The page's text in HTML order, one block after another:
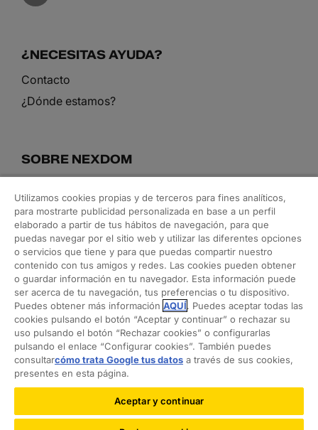
¿NECESITAS AYUDA?
Contacto
¿Dónde estamos?
SOBRE NEXDOM
Blog
NUESTROS SERVICIOS
Arquitectura y rehabilitación
Interiorismo y decoración
Orden en casa
Feng shui
Asesoramiento técnico e inmobiliario
Utilizamos cookies propias y de terceros para fines analíticos,
para mostrarte publicidad personalizada en base a un perfil
elaborado a partir de tus hábitos de navegación, para que
puedas navegar por el sitio web y utilizar las diferentes opciones
o servicios que tiene y para que puedas compartir nuestro
contenido con tus amigos y redes. Las cookies pueden obtener
o guardar información en tu navegador. Esta información puede
ser acerca de tu navegación, tus preferencias o tu dispositivo.
Puedes obtener más información AQUÍ. Puedes aceptar todas las
cookies pulsando el botón “Aceptar y continuar” o rechazar su
uso pulsando el botón “Rechazar cookies” o configurarlas
pulsando el enlace “Configurar cookies”. También puedes
consultarcómo trata Google tus datos a través de sus cookies,
presentes en esta página.
Aceptar y continuar